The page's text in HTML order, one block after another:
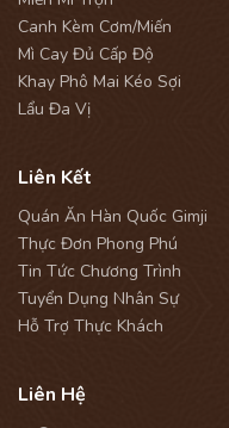
Canh Kèm Cơm/Miến
Mì Cay Đủ Cấp Độ
Khay Phô Mai Kéo Sợi
Lẩu Đa Vị
Liên Kết
Quán Ăn Hàn Quốc Gimji
Thực Đơn Phong Phú
Tin Tức Chương Trình
Tuyển Dụng Nhân Sự
Hỗ Trợ Thực Khách
Liên Hệ